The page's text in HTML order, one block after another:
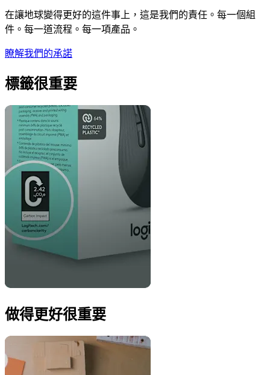
在讓地球變得更好的這件事上，這是我們的責任。每一個組
件。每一道流程。每一項產品。
瞭解我們的承諾
標籤很重要
做得更好很重要